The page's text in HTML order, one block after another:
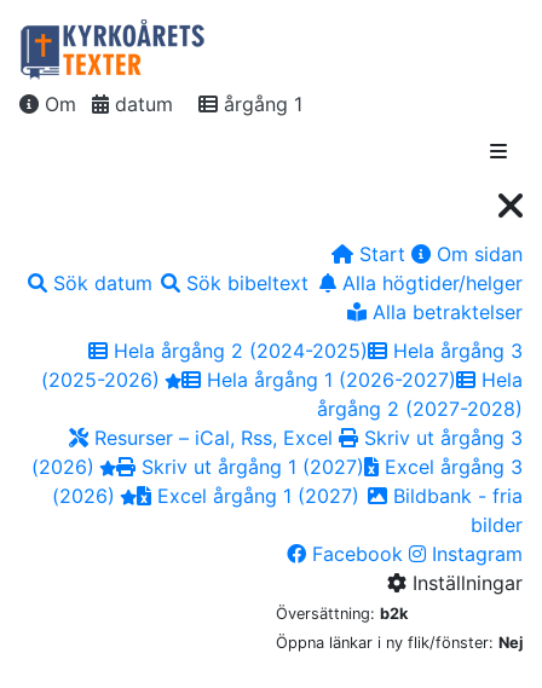
Om datum årgång 1
Start
Om sidan
Sök datum
Sök bibeltext
Alla högtider/helger
Alla betraktelser
Hela årgång 2 (2024-2025)
Hela årgång 3
(2025-2026)
Hela årgång 1 (2026-2027)
Hela
årgång 2 (2027-2028)
Resurser – iCal, Rss, Excel
Skriv ut årgång 3
(2026)
Skriv ut årgång 1 (2027)
Excel årgång 3
(2026)
Excel årgång 1 (2027)
Bildbank - fria
bilder
Facebook
Instagram
Inställningar
Översättning: b2k
Öppna länkar i ny flik/fönster: Nej